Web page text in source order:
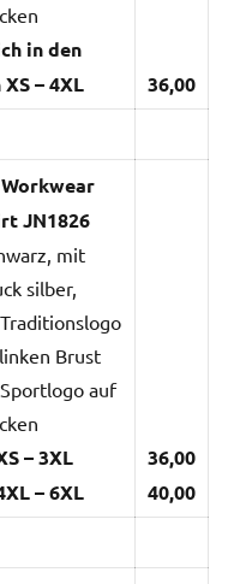
in den
– 4XL
36,00
JN1826
mit
silber,
Brust
auf
– 3XL
– 6XL
36,00
40,00